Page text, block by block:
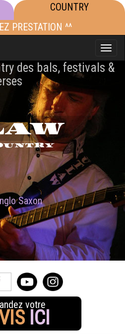
COUNTRY
PRESTATION ^^
Toggle
des bals, festivals &
Saxon
votre
ICI